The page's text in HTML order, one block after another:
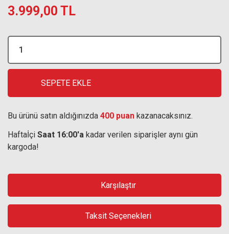
3.999,00 TL
SEPETE EKLE
Bu ürünü satın aldığınızda 400 puan kazanacaksınız.
Haftaİçi Saat 16:00'a kadar verilen siparişler aynı gün
kargoda!
Karşılaştır
Taksit Seçenekleri